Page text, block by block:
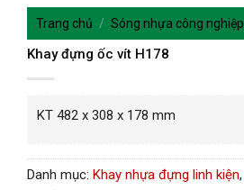
Trang chủ / Sóng nhựa công nghiệp
Khay đựng ốc vít H178
KT 482 x 308 x 178 mm
Danh mục: Khay nhựa đựng linh kiện,